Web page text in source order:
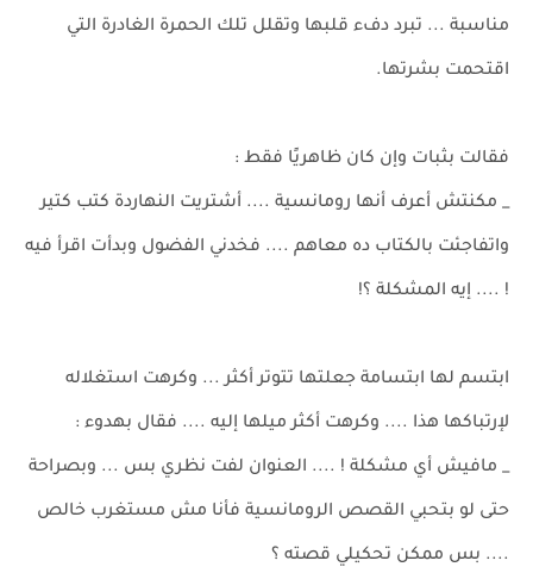
مناسبة ... تبرد دفء قلبها وتقلل تلك الحمرة الغادرة التي
اقتحمت بشرتها.
فقالت بثبات وإن كان ظاهريًا فقط :
_ مكنتش أعرف أنها رومانسية .... أشتريت النهاردة كتب كتير
واتفاجئت بالكتاب ده معاهم .... فخدني الفضول وبدأت اقرأ فيه
! .... إيه المشكلة ؟!
ابتسم لها ابتسامة جعلتها تتوتر أكثر ... وكرهت استغلاله
لإرتباكها هذا .... وكرهت أكثر ميلها إليه .... فقال بهدوء :
_ مافيش أي مشكلة ! .... العنوان لفت نظري بس ... وبصراحة
حتى لو بتحبي القصص الرومانسية فأنا مش مستغرب خالص
.... بس ممكن تحكيلي قصته ؟